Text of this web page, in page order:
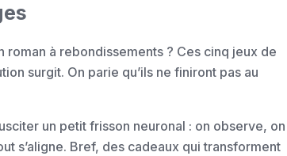
roman à rebondissements ? Ces cinq jeux de
surgit. On parie qu’ils ne finiront pas au
un petit frisson neuronal : on observe, on
s’aligne. Bref, des cadeaux qui transforment